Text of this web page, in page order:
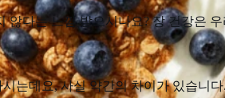
다는 느낌 받으시나요? 장 건강은
는데요, 사실 약간의 차이가 있습니